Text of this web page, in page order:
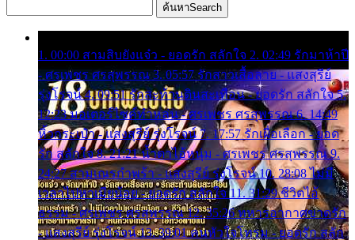
ค้นหาSearch
1. 00:00 สามสิบยังแจ๋ว - ยอดรัก สลักใจ 2. 02:49 รักมาห้าปี
- ศรเพชร ศรสุพรรณ 3. 05:57 รักสาวเสื้อลาย - แสงสุรีย์
รุ่งโรจน์ 4. 09:51 รักสะท้านดินสะเทือน - ยอดรัก สลักใจ 5.
12:23 มอเตอร์ไซค์ทำหล่น - ศรเพชร ศรสุพรรณ 6. 14:49
หิ้วกระเป๋า - แสงสุรีย์ รุ่งโรจน์ 7. 17:57 รักเผื่อเลือก - ยอด
รัก สลักใจ 8. 21:21 น้ำตาไอ้หนุ่ม - ศรเพชร ศรสุพรรณ 9.
24:27 สามเณรกำพร้า - แสงสุรีย์ รุ่งโรจน์ 10. 28:08 ไม่มี
เวลาไปหาเมียน้อย - ยอดรัก สลักใจ 11. 31:29 ชีวิตไอ้
ธรรม - ศรเพชร ศรสุพรรณ 12. 35:26 ทหารอากาศขาดรัก
- แสงสุรีย์ รุ่งโรจน์ 13. 39:01 คนหัวใจโทรม - ยอดรัก สลัก